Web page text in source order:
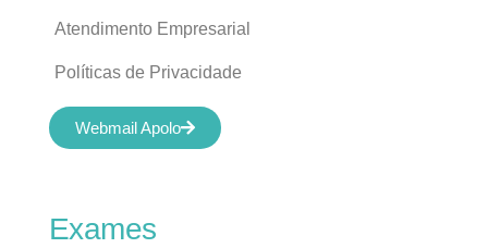
Exames
Atendimento Empresarial
Políticas de Privacidade
Webmail Apolo